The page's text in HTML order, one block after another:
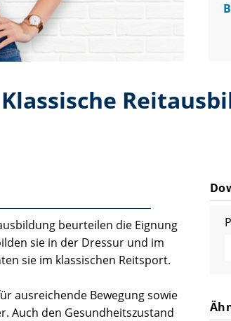
beurteilen die Eignung
sie in der Dressur und im
sie im klassischen Reitsport.
ausreichende Bewegung sowie
Auch den Gesundheitszustand